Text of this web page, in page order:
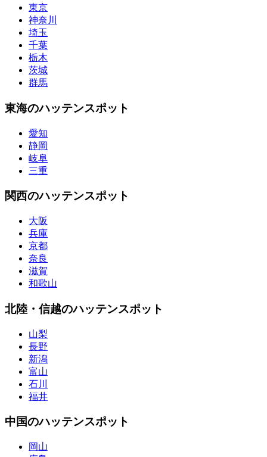
東京
神奈川
埼玉
千葉
栃木
茨城
群馬
東海のハッテンスポット
愛知
静岡
岐阜
三重
関西のハッテンスポット
大阪
兵庫
京都
奈良
滋賀
和歌山
北陸・信越のハッテンスポット
山梨
長野
新潟
富山
石川
福井
中国のハッテンスポット
岡山